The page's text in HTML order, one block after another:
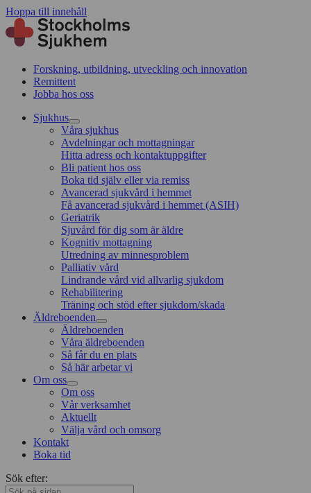
Hoppa till innehåll
Forskning, utbildning, utveckling och innovation
Remittent
Jobba hos oss
Sjukhus
Våra sjukhus
Avdelningar och mottagningar
Hitta adress och kontaktuppgifter
Bli patient hos oss
Boka tid själv eller via remiss
Avancerad sjukvård i hemmet
Få avancerad sjukvård i hemmet (ASIH)
Geriatrik
Sjuvård för dig som är äldre
Kognitiv mottagning
Utredning av minnesproblem
Palliativ vård
Lindrande vård vid allvarlig sjukdom
Rehabilitering
Träning och stöd efter sjukdom/skada
Äldreboenden
Äldreboenden
Våra äldreboenden
Så får du en plats
Så här arbetar vi
Om oss
Om oss
Vår verksamhet
Aktuellt
Välja vård och omsorg
Kontakt
Boka tid
Sök efter: